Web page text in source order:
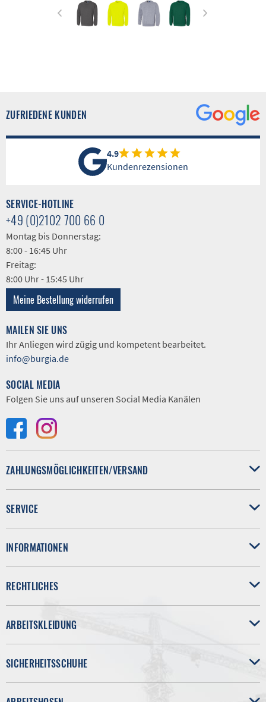
ZUFRIEDENE KUNDEN
4.9
Kundenrezensionen
SERVICE-HOTLINE
+49 (0)2102 700 66 0
Montag bis Donnerstag:
8:00 - 16:45 Uhr
Freitag:
8:00 Uhr - 15:45 Uhr
Meine Bestellung widerrufen
MAILEN SIE UNS
Ihr Anliegen wird zügig und kompetent bearbeitet.
info@burgia.de
SOCIAL MEDIA
Folgen Sie uns auf unseren Social Media Kanälen
ZAHLUNGSMÖGLICHKEITEN/VERSAND
SERVICE
INFORMATIONEN
RECHTLICHES
ARBEITSKLEIDUNG
SICHERHEITSSCHUHE